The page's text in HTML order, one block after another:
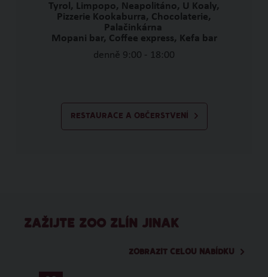
Tyrol, Limpopo, Neapolitáno, U Koaly,
Pizzerie Kookaburra, Chocolaterie,
Palačinkárna
Mopani bar, Coffee express, Kefa bar
denně 9:00 - 18:00
RESTAURACE A OBČERSTVENÍ
ZAŽIJTE ZOO ZLÍN JINAK
ZOBRAZIT CELOU NABÍDKU